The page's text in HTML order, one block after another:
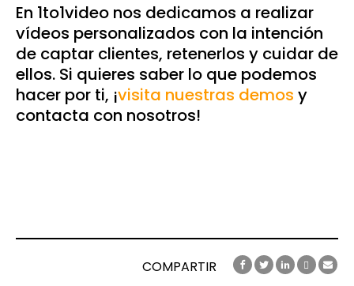
En 1to1video nos dedicamos a realizar
vídeos personalizados con la intención
de captar clientes, retenerlos y cuidar de
ellos. Si quieres saber lo que podemos
hacer por ti, ¡visita nuestras demos y
contacta con nosotros!
COMPARTIR